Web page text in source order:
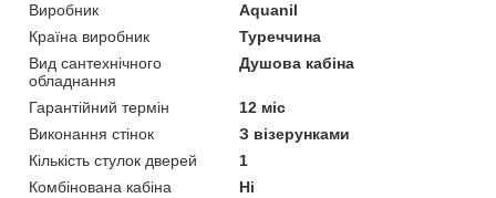
Виробник
Aquanil
Країна виробник
Туреччина
Вид сантехнічного
обладнання
Душова кабіна
Гарантійний термін
12 міс
Виконання стінок
З візерунками
Кількість стулок дверей
1
Комбінована кабіна
Ні